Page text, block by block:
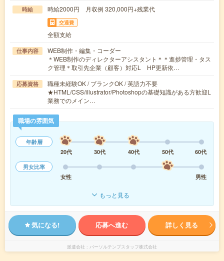
時給 時給2000円 月収例 320,000円+残業代
交通費
全額支給
仕事内容
WEB制作・編集・コーダー
＊WEB制作のディレクターアシスタント＊＊進捗管理・タス
ク管理＊取引先企業（顧客）対応L HP更新依…
応募資格
職種未経験OK / ブランクOK / 英語力不要
★HTML/CSS/illustrator/Photoshopの基礎知識がある方歓迎L
業務でのメイン…
職場の雰囲気
年齢層
20代
30代 40代 50代
60代
男女比率
女性
男性
もっと見る
気になる! 応募へ進む 詳しく見る
派遣会社 パーソルテンプスタッフ株式会社